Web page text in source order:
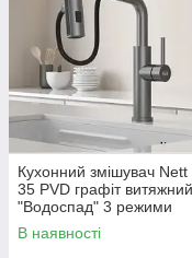
Кухонний змішувач Nett
35 PVD графіт витяжний
"Водоспад" 3 режими
В наявності